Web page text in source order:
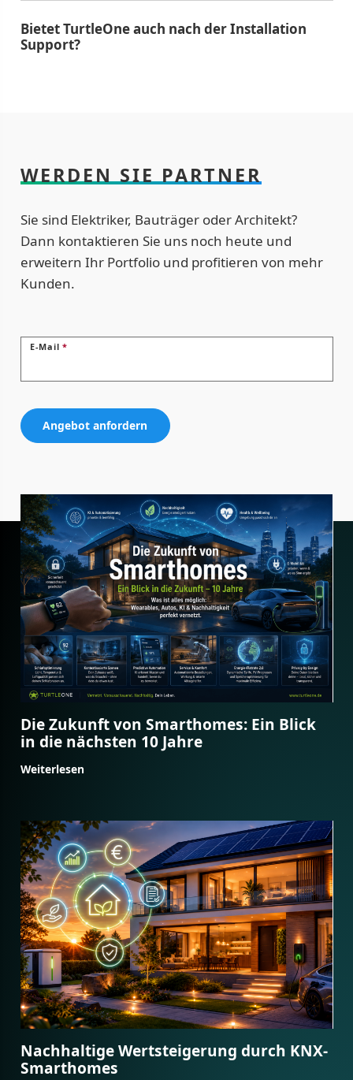
Bietet TurtleOne auch nach der Installation
Support?
WERDEN SIE PARTNER
Sie sind Elektriker, Bauträger oder Architekt?
Dann kontaktieren Sie uns noch heute und
erweitern Ihr Portfolio und profitieren von mehr
Kunden.
E-Mail *
Angebot anfordern
Die Zukunft von Smarthomes: Ein Blick
in die nächsten 10 Jahre
Weiterlesen
Nachhaltige Wertsteigerung durch KNX-
Smarthomes